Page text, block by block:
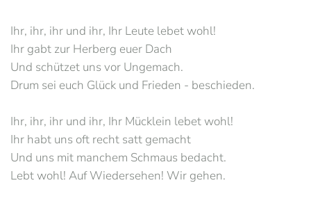
Ihr, ihr, ihr und ihr, Ihr Leute lebet wohl!
Ihr gabt zur Herberg euer Dach
Und schützet uns vor Ungemach.
Drum sei euch Glück und Frieden - beschieden.
Ihr, ihr, ihr und ihr, Ihr Mücklein lebet wohl!
Ihr habt uns oft recht satt gemacht
Und uns mit manchem Schmaus bedacht.
Lebt wohl! Auf Wiedersehen! Wir gehen.